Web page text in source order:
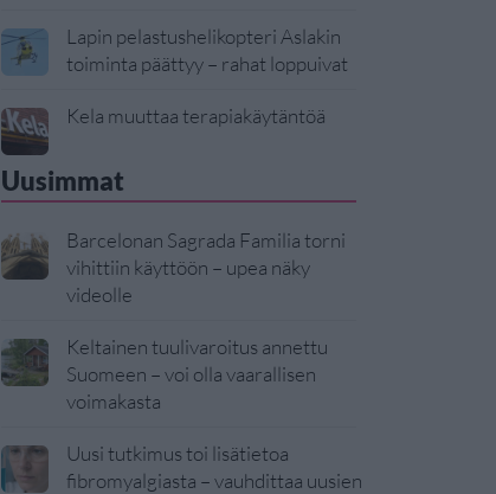
Lapin pelastushelikopteri Aslakin
toiminta päättyy – rahat loppuivat
Kela muuttaa terapiakäytäntöä
Uusimmat
Barcelonan Sagrada Familia torni
vihittiin käyttöön – upea näky
videolle
Keltainen tuulivaroitus annettu
Suomeen – voi olla vaarallisen
voimakasta
Uusi tutkimus toi lisätietoa
fibromyalgiasta – vauhdittaa uusien